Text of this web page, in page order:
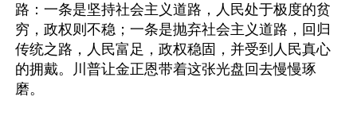
路：一条是坚持社会主义道路，人民处于极度的贫
穷，政权则不稳；一条是抛弃社会主义道路，回归
传统之路，人民富足，政权稳固，并受到人民真心
的拥戴。川普让金正恩带着这张光盘回去慢慢琢
磨。